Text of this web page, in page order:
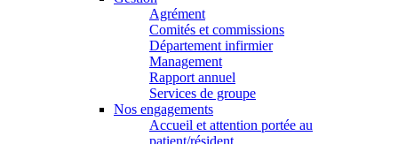
Agrément
Comités et commissions
Département infirmier
Management
Rapport annuel
Services de groupe
Nos engagements
Accueil et attention portée au